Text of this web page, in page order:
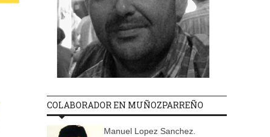
COLABORADOR EN MUÑOZPARREÑO
Manuel Lopez Sanchez.